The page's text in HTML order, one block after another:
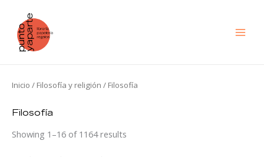
contenido
Inicio / Filosofía y religión / Filosofía
Filosofía
Showing 1–16 of 1164 results